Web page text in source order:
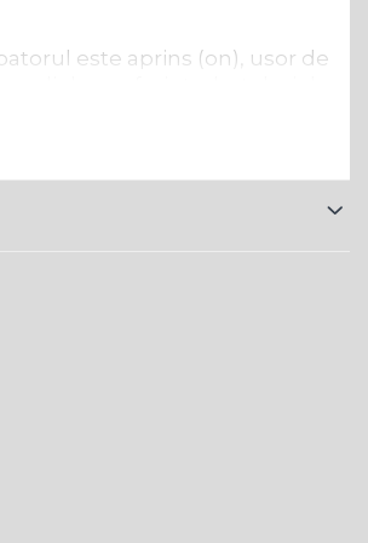
este aprins (on), usor de